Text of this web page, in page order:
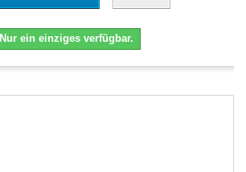
Nur ein einziges verfügbar.